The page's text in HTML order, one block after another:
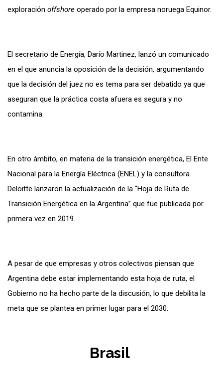
exploración offshore operado por la empresa noruega Equinor.
El secretario de Energía, Darío Martinez, lanzó un comunicado
en el que anuncia la oposición de la decisión, argumentando
que la decisión del juez no es tema para ser debatido ya que
aseguran que la práctica costa afuera es segura y no
contamina.
En otro ámbito, en materia de la transición energética, El Ente
Nacional para la Energía Eléctrica (ENEL) y la consultora
Deloitte lanzaron la actualización de la “Hoja de Ruta de
Transición Energética en la Argentina” que fue publicada por
primera vez en 2019.
A pesar de que empresas y otros colectivos piensan que
Argentina debe estar implementando esta hoja de ruta, el
Gobierno no ha hecho parte de la discusión, lo que debilita la
meta que se plantea en primer lugar para el 2030.
Brasil